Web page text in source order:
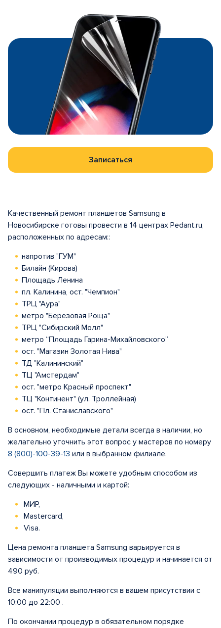
Записаться
Качественный ремонт планшетов Samsung в
Новосибирске готовы провести в 14 центрах Pedant.ru,
расположенных по адресам::
напротив "ГУМ"
Билайн (Кирова)
Площадь Ленина
пл. Калинина, ост. "Чемпион"
ТРЦ "Аура"
метро "Березовая Роща"
ТРЦ "Сибирский Молл"
метро “Площадь Гарина-Михайловского”
ост. "Магазин Золотая Нива"
ТД "Калининский"
ТЦ "Амстердам"
ост. "метро Красный проспект"
ТЦ "Континент" (ул. Троллейная)
ост. "Пл. Станиславского"
В основном, необходимые детали всегда в наличии, но
желательно уточнить этот вопрос у мастеров по номеру
8 (800)-100-39-13 или в выбранном филиале.
Совершить платеж Вы можете удобным способом из
следующих - наличными и картой:
МИР,
Mastercard,
Visa.
Цена ремонта планшета Samsung варьируется в
зависимости от производимых процедур и начинается от
490 руб.
Все манипуляции выполняются в вашем присутствии с
10:00 до 22:00 .
По окончании процедур в обязательном порядке